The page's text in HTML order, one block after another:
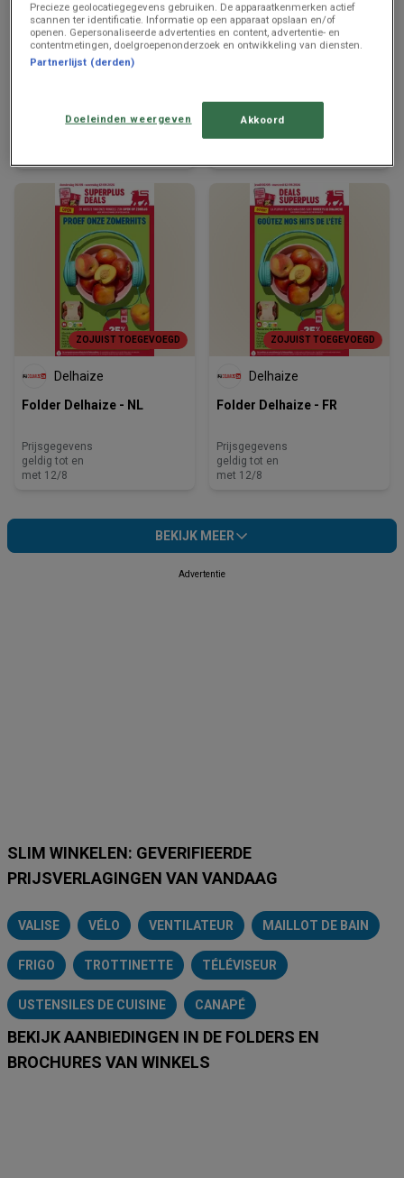
ZOJUIST TOEGEVOEGD
Proxy Delhaize
Prijsgegevens
ZOJUIST TOEGEVOEGD
Proxy Delhaize
Prijsgegevens
geldig tot en
ZOJUIST TOEGEVOEGD
Delhaize
Folder Delhaize - NL
Prijsgegevens
geldig tot en
met 12/8
ZOJUIST TOEGEVOEGD
Delhaize
Folder Delhaize - FR
Prijsgegevens
geldig tot en
met 12/8
BEKIJK MEER
Advertentie
SLIM WINKELEN: GEVERIFIEERDE
PRIJSVERLAGINGEN VAN VANDAAG
VALISE VÉLO VENTILATEUR MAILLOT DE BAIN
FRIGO TROTTINETTE TÉLÉVISEUR
USTENSILES DE CUISINE CANAPÉ
BEKIJK AANBIEDINGEN IN DE FOLDERS EN
BROCHURES VAN WINKELS
Precieze geolocatiegegevens gebruiken. De apparaatkenmerken actief
scannen ter identificatie. Informatie op een apparaat opslaan en/of
openen. Gepersonaliseerde advertenties en content, advertentie- en
contentmetingen, doelgroepenonderzoek en ontwikkeling van diensten.
Partnerlijst (derden)
Doeleinden weergeven Akkoord